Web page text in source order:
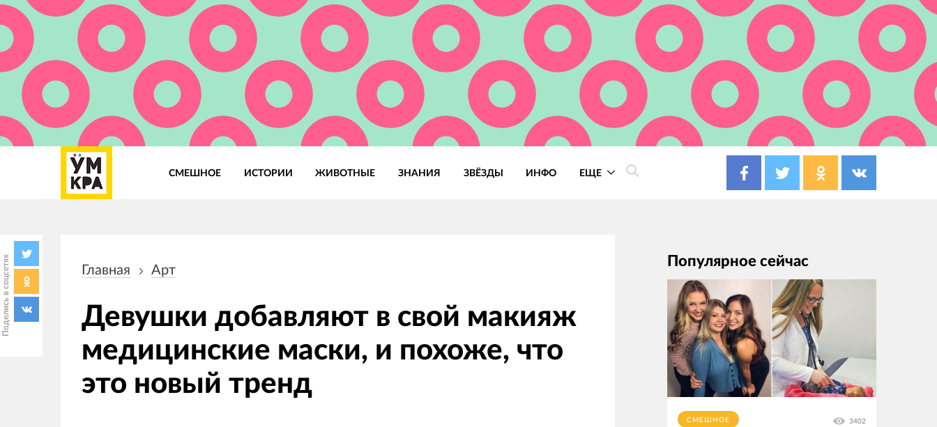
СМЕШНОЕ ИСТОРИИ ЖИВОТНЫЕ ЗНАНИЯ ЗВЁЗДЫ ИНФО ЕЩЕ
Поделись в соцсетях навигации
Главная Арт
Девушки добавляют в свой макияж
медицинские маски, и похоже, что
это новый тренд
Популярное сейчас
СМЕШНОЕ 3402